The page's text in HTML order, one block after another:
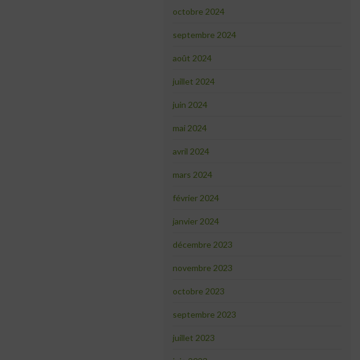
octobre 2024
septembre 2024
août 2024
juillet 2024
juin 2024
mai 2024
avril 2024
mars 2024
février 2024
janvier 2024
décembre 2023
novembre 2023
octobre 2023
septembre 2023
juillet 2023